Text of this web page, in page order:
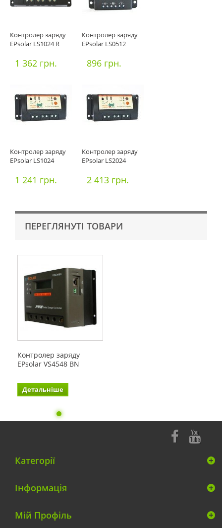
Контролер заряду
EPsolar LS1024 R
1 362 грн.
Контролер заряду
EPsolar LS0512
896 грн.
Контролер заряду
EPsolar LS1024
1 241 грн.
Контролер заряду
EPsolar LS2024
2 413 грн.
ПЕРЕГЛЯНУТІ ТОВАРИ
Контролер заряду
EPsolar VS4548 BN
Детальніше
Категорії
Інформація
Мій Профіль